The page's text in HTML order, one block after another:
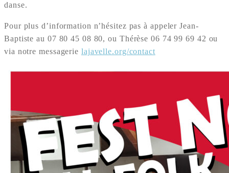
danse.
Pour plus d’information n’hésitez pas à appeler Jean-
Baptiste au 07 80 45 08 80, ou Thérèse 06 74 99 69 42 ou
via notre messagerie lajavelle.org/contact